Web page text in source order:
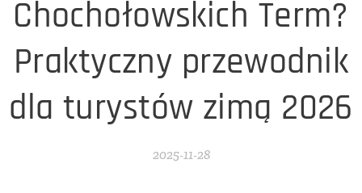
Chochołowskich Term?
Praktyczny przewodnik
dla turystów zimą 2026
2025-11-28